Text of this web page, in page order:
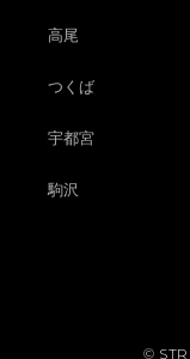
高尾
つくば
宇都宮
駒沢
©